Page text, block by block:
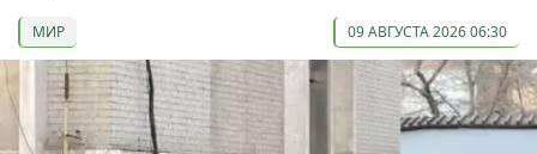
МИР 09 АВГУСТА 2026 06:30